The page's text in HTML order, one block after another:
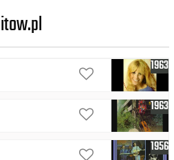
1963
1963
1956